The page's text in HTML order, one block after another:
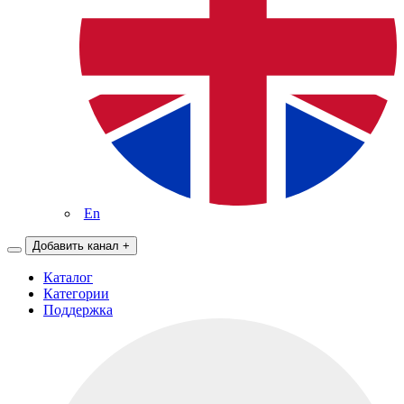
En
Добавить канал +
Каталог
Категории
Поддержка